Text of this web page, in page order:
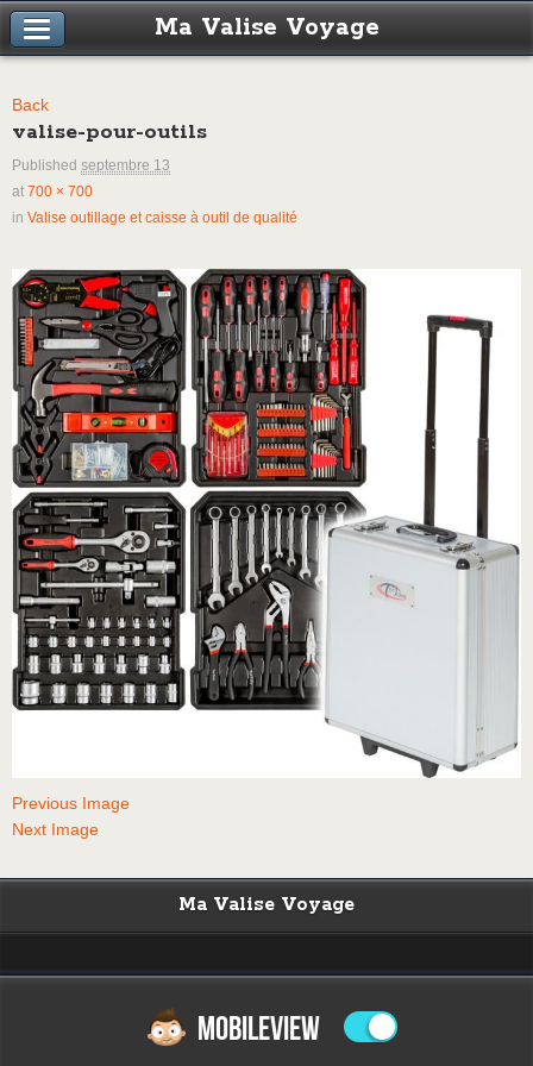
Ma Valise Voyage
Back
valise-pour-outils
Published septembre 13
at 700 × 700
in Valise outillage et caisse à outil de qualité
Previous Image
Next Image
Ma Valise Voyage
MOBILEVIEW